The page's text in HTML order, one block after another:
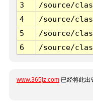
3 /source/
4
/source/
5
/source/
6
/source/
www.365jz.com 已经将此出